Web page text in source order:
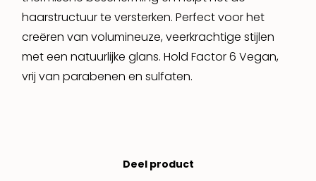
haarstructuur te versterken. Perfect voor het
creëren van volumineuze, veerkrachtige stijlen
met een natuurlijke glans. Hold Factor 6 Vegan,
vrij van parabenen en sulfaten.
Deel product